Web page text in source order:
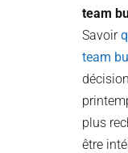
team
Savoir
team
plus
être